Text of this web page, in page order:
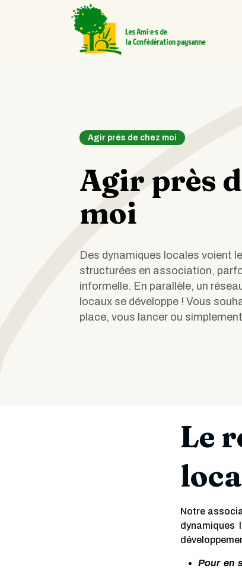
Agir près de chez moi
Agir près
moi
Des dynamiques locales voient
structurées en association,
informelle. En parallèle, un
locaux se développe ! Vous
place, vous lancer ou
Le
Notre
dynamiques
Pour en